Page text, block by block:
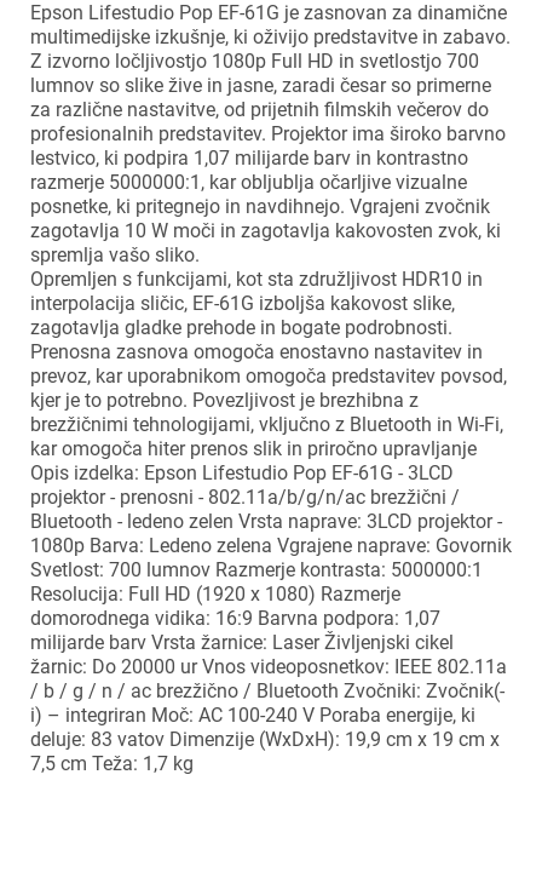
Epson Lifestudio Pop EF-61G je zasnovan za dinamične
multimedijske izkušnje, ki oživijo predstavitve in zabavo.
Z izvorno ločljivostjo 1080p Full HD in svetlostjo 700
lumnov so slike žive in jasne, zaradi česar so primerne
za različne nastavitve, od prijetnih filmskih večerov do
profesionalnih predstavitev. Projektor ima široko barvno
lestvico, ki podpira 1,07 milijarde barv in kontrastno
razmerje 5000000:1, kar obljublja očarljive vizualne
posnetke, ki pritegnejo in navdihnejo. Vgrajeni zvočnik
zagotavlja 10 W moči in zagotavlja kakovosten zvok, ki
spremlja vašo sliko.
Opremljen s funkcijami, kot sta združljivost HDR10 in
interpolacija sličic, EF-61G izboljša kakovost slike,
zagotavlja gladke prehode in bogate podrobnosti.
Prenosna zasnova omogoča enostavno nastavitev in
prevoz, kar uporabnikom omogoča predstavitev povsod,
kjer je to potrebno. Povezljivost je brezhibna z
brezžičnimi tehnologijami, vključno z Bluetooth in Wi-Fi,
kar omogoča hiter prenos slik in priročno upravljanje
Opis izdelka: Epson Lifestudio Pop EF-61G - 3LCD
projektor - prenosni - 802.11a/b/g/n/ac brezžični /
Bluetooth - ledeno zelen Vrsta naprave: 3LCD projektor -
1080p Barva: Ledeno zelena Vgrajene naprave: Govornik
Svetlost: 700 lumnov Razmerje kontrasta: 5000000:1
Resolucija: Full HD (1920 x 1080) Razmerje
domorodnega vidika: 16:9 Barvna podpora: 1,07
milijarde barv Vrsta žarnice: Laser Življenjski cikel
žarnic: Do 20000 ur Vnos videoposnetkov: IEEE 802.11a
/ b / g / n / ac brezžično / Bluetooth Zvočniki: Zvočnik(-
i) – integriran Moč: AC 100-240 V Poraba energije, ki
deluje: 83 vatov Dimenzije (WxDxH): 19,9 cm x 19 cm x
7,5 cm Teža: 1,7 kg
Prijava